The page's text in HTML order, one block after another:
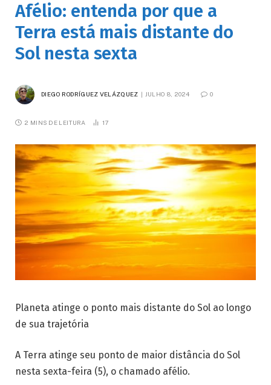
Afélio: entenda por que a
Terra está mais distante do
Sol nesta sexta
DIEGO RODRÍGUEZ VELÁZQUEZ JULHO 8, 2024 0
2 MINS DE LEITURA 17
Planeta atinge o ponto mais distante do Sol ao longo
de sua trajetória
A Terra atinge seu ponto de maior distância do Sol
nesta sexta-feira (5), o chamado afélio.